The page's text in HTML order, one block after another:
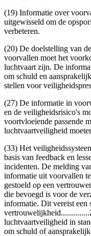
(19) Informatie over
uitgewisseld om de
verbeteren.
(20) De doelstelling van
voorvallen moet het
luchtvaart zijn. De
om schuld en
stellen voor
(27) De informatie in
en de veiligheidsrisico's
voortvloeiende passende
luchtvaartveiligheid
(33) Het
basis van feedback en
incidenten. De melding
informatie uit voorvallen
gestoeld op een
die bevoegd is voor de
informatie. Dit vereist een
luchtvaartveiligheid in
om schuld of